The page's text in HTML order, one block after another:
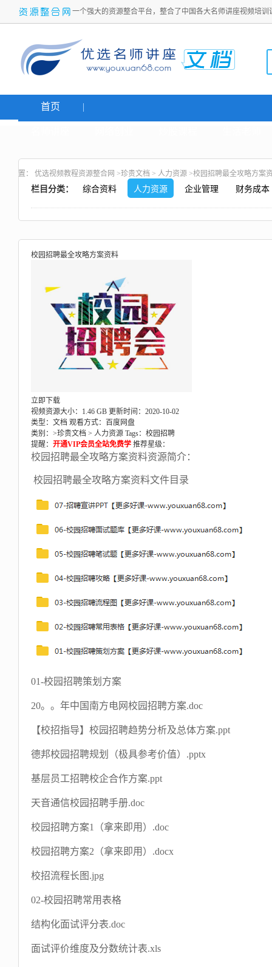
一个强大的资源整合平台，整合了中国各大名师讲座视频培
首页
置： 优选视频教程资源整合网 >珍贵文档 > 人力资源 >校园招聘最全攻略方案
栏目分类： 综合资料 人力资源 企业管理 财务成本
校园招聘最全攻略方案资料
立即下载
视频资源大小：1.46 GB 更新时间：2020-10-02
类型：文档 观看方式：百度网盘
类别：>珍贵文档 > 人力资源 Tags： 校园招聘
提醒： 开通VIP会员全站免费学 推荐星级：
校园招聘最全攻略方案资料资源简介：
校园招聘最全攻略方案资料文件目录
01-校园招聘策划方案
20。。年中国南方电网校园招聘方案.doc
【校招指导】校园招聘趋势分析及总体方案.ppt
德邦校园招聘规划（极具参考价值）.pptx
基层员工招聘校企合作方案.ppt
天音通信校园招聘手册.doc
校园招聘方案1（拿来即用）.doc
校园招聘方案2（拿来即用）.docx
校招流程长图.jpg
02-校园招聘常用表格
结构化面试评分表.doc
面试评价维度及分数统计表.xls